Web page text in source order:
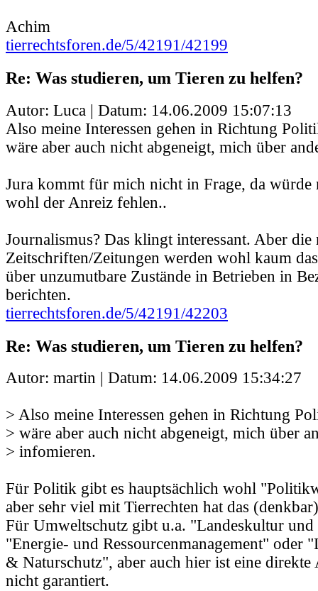
Achim
tierrechtsforen.de/5/42191/42199
Re: Was studieren, um Tieren zu helfen?
Autor: Luca | Datum: 14.06.2009 15:07:13
Also meine Interessen gehen in Richtung
wäre aber auch nicht abgeneigt, mich über
Jura kommt für mich nicht in Frage, da
wohl der Anreiz fehlen..
Journalismus? Das klingt interessant. Aber die
Zeitschriften/Zeitungen werden wohl kaum
über unzumutbare Zustände in Betrieben in
berichten.
tierrechtsforen.de/5/42191/42203
Re: Was studieren, um Tieren zu helfen?
Autor: martin | Datum: 14.06.2009 15:34:27
> Also meine Interessen gehen in Richtung
> wäre aber auch nicht abgeneigt, mich über
> infomieren.
Für Politik gibt es hauptsächlich wohl
aber sehr viel mit Tierrechten hat das
Für Umweltschutz gibt u.a. "Landeskultur
"Energie- und Ressourcenmanagement" oder
& Naturschutz", aber auch hier ist eine
nicht garantiert.